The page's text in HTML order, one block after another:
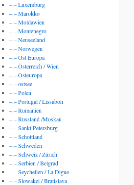
–.– Luxemburg
–.– Marokko
–.– Moldawien
–.– Montenegro
–.– Neuseeland
–.– Norwegen
–.– Ost Europa
–.– Österreich / Wien
–.– Osteuropa
–.– ostsee
–.– Polen
–.– Portugal / Lissabon
–.– Rumänien
–.– Russland /Moskau
–.– Sankt Petersburg
–.– Schottland
–.– Schweden
–.– Schweiz / Zürich
–.– Serbien / Belgrad
–.– Seychellen / La Digue
–.– Slowakei / Bratislava